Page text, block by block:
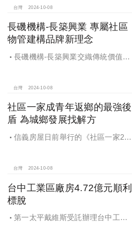
未來還陸續有超過7萬坪辦公樓面積新
供給。
台灣 2024-10-08
長磯機構-長築興業 專屬社區
物管建構品牌新理念
長磯機構-長築興業交織傳統價值與
家邸「長築白樓1」
台灣 2024-10-08
社區一家成青年返鄉的最強後
盾 為城鄉發展找解方
信義房屋日前舉行的《社區一家20
彰化鬆勢三日節策展人劉孟豪分享他
家鄉帶來改變和發展的故事。
台灣 2024-10-08
台中工業區廠房4.72億元順利
標脫
第一太平戴維斯受託辦理台中工業